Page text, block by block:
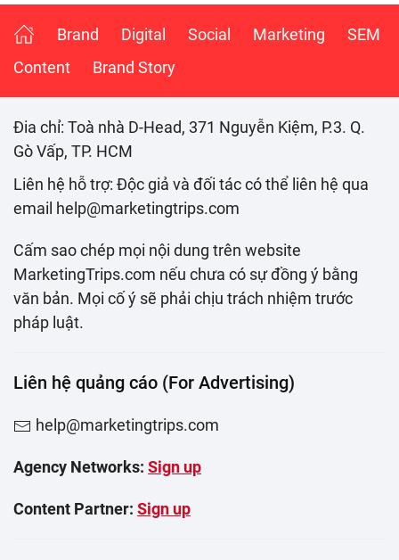
Brand Digital Social Marketing
SEM
Content
Brand Story
Đia chỉ: Toà nhà D-Head, 371 Nguyễn Kiệm, P.3. Q.
Gò Vấp, TP. HCM
Liên hệ hỗ trợ: Độc giả và đối tác có thể liên hệ qua
email help@marketingtrips.com
Cấm sao chép mọi nội dung trên website
MarketingTrips.com nếu chưa có sự đồng ý bằng
văn bản. Mọi cố ý sẽ phải chịu trách nhiệm trước
pháp luật.
Liên hệ quảng cáo (For Advertising)
help@marketingtrips.com
Agency Networks: Sign up
Content Partner: Sign up